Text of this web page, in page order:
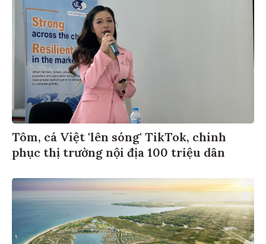
Tôm, cá Việt 'lên sóng' TikTok, chinh
phục thị trường nội địa 100 triệu dân